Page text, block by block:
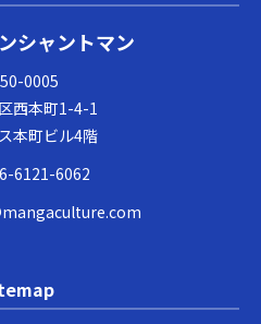
シャントマン
0005
西本町1-4-1
本町ビル4階
6121-6062